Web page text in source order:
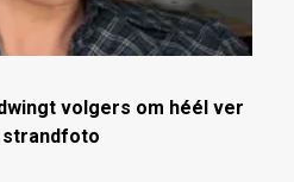
volgers om héél ver
strandfoto